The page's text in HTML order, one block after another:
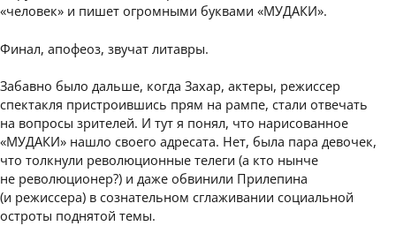
«человек» и пишет огромными буквами «МУДАКИ».
Финал, апофеоз, звучат литавры.
Забавно было дальше, когда Захар, актеры, режиссер
спектакля пристроившись прям на рампе, стали отвечать
на вопросы зрителей. И тут я понял, что нарисованное
«МУДАКИ» нашло своего адресата. Нет, была пара девочек,
что толкнули революционные телеги (а кто нынче
не революционер?) и даже обвинили Прилепина
(и режиссера) в сознательном сглаживании социальной
остроты поднятой темы.